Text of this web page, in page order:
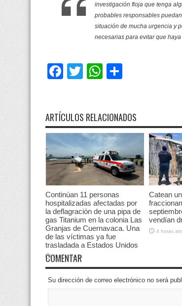
investigación floja que tenga
probables responsables
situación de mucha urgencia y
necesarias para evitar que haya
Facebook
TwitterWhatsApp
ARTÍCULOS RELACIONADOS
Continúan 11 personas
hospitalizadas afectadas por
la deflagración de una pipa de
gas Titanium en la colonia Las
Granjas de Cuernavaca. Una
de las víctimas ya fue
trasladada a Estados Unidos
4 horas atras
Catean
vendían
4 horas
COMENTAR
Su dirección de correo electrónico no será